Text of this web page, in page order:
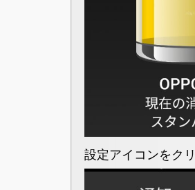
設定アイコンをク